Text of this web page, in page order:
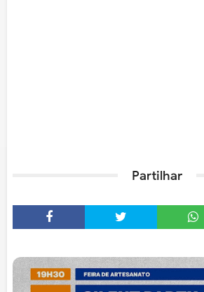
Partilhar